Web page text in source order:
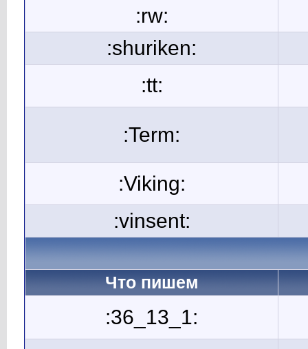
:rw:
:shuriken:
:tt:
:Term:
:Viking:
:vinsent:
Что пишем
:36_13_1: